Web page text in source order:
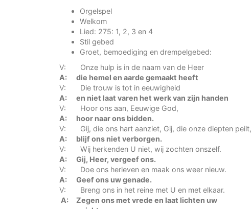
Orgelspel
Welkom
Lied: 275: 1, 2, 3 en 4
Stil gebed
Groet, bemoediging en drempelgebed:
V: Onze hulp is in de naam van de Heer
A: die hemel en aarde gemaakt heeft
V: Die trouw is tot in eeuwigheid
A: en niet laat varen het werk van zijn handen
V: Hoor ons aan, Eeuwige God,
A: hoor naar ons bidden.
V: Gij, die ons hart aanziet, Gij, die onze diepten peilt,
A: blijf ons niet verborgen.
V: Wij herkenden U niet, wij zochten onszelf.
A: Gij, Heer, vergeef ons.
V: Doe ons herleven en maak ons weer nieuw.
A: Geef ons uw genade.
V: Breng ons in het reine met U en met elkaar.
A: Zegen ons met vrede en laat lichten uw